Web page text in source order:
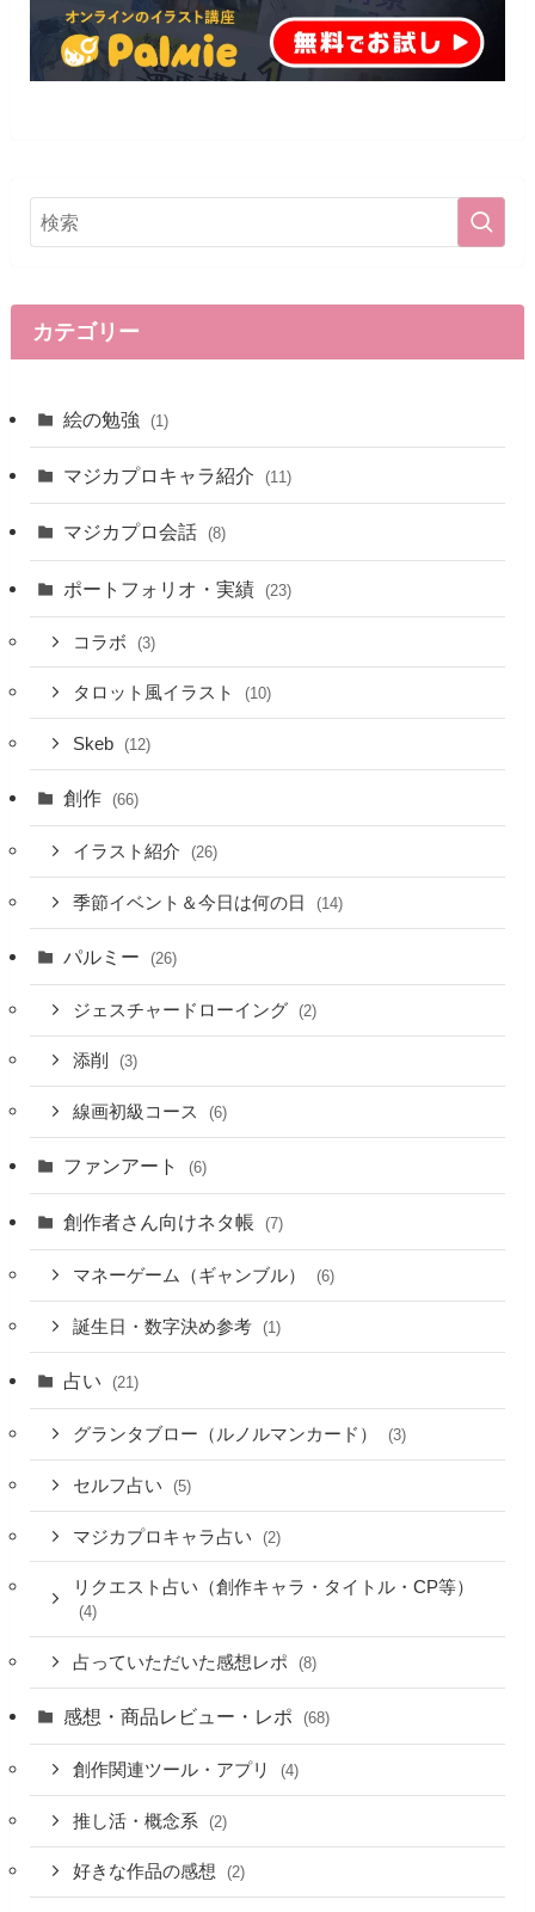
カテゴリー
絵の勉強 (1)
マジカプロキャラ紹介 (11)
マジカプロ会話 (8)
ポートフォリオ・実績 (23)
コラボ (3)
タロット風イラスト (10)
Skeb (12)
創作 (66)
イラスト紹介 (26)
季節イベント＆今日は何の日 (14)
パルミー (26)
ジェスチャードローイング (2)
添削 (3)
線画初級コース (6)
ファンアート (6)
創作者さん向けネタ帳 (7)
マネーゲーム（ギャンブル） (6)
誕生日・数字決め参考 (1)
占い (21)
グランタブロー（ルノルマンカード） (3)
セルフ占い (5)
マジカプロキャラ占い (2)
リクエスト占い（創作キャラ・タイトル・CP等）
(4)
占っていただいた感想レポ (8)
感想・商品レビュー・レポ (68)
創作関連ツール・アプリ (4)
推し活・概念系 (2)
好きな作品の感想 (2)